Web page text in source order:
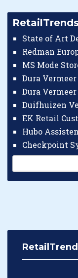
State of Art
Redman
MS Mode
Dura
Dura
Duifhuizen
EK Retail
Hubo